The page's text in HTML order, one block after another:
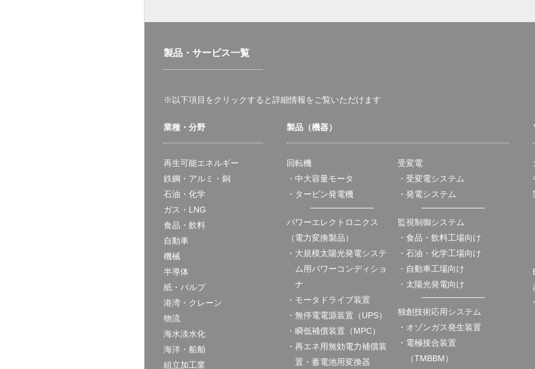
製品・サービス一覧
※以下項目をクリックすると詳細情報をご覧いただけます
業種・分野
再生可能エネルギー
鉄鋼・アルミ・銅
石油・化学
ガス・LNG
食品・飲料
自動車
機械
半導体
紙・パルプ
港湾・クレーン
物流
海水淡水化
海洋・船舶
組立加工業
製品（機器）
回転機
・中大容量モータ
・タービン発電機
パワーエレクトロニクス
（電力変換製品）
・大規模太陽光発電システ
ム用パワーコンディショ
ナ
・モータドライブ装置
・無停電電源装置（UPS）
・瞬低補償装置（MPC）
・再エネ用無効電力補償装
置・蓄電池用変換器
受変電
・受変電システム
・発電システム
監視制御システム
・食品・飲料工場向け
・石油・化学工場向け
・自動車工場向け
・太陽光発電向け
独創技術応用システム
・オゾンガス発生装置
・電極接合装置
（TMBBM）